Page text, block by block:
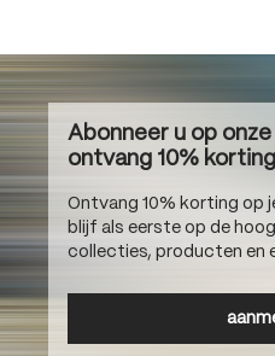
Abonneer u op
ontvang 10%
Ontvang 10% korting op
blijf als eerste op de
collecties, producten en